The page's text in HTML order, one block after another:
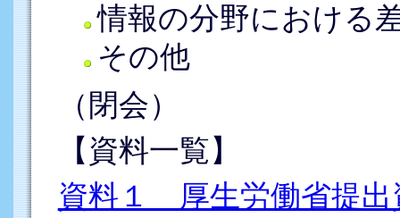
情報の分野における
その他
（閉会）
【資料一覧】
資料１ 厚生労働省提出